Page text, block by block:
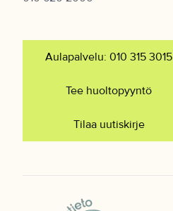
Aulapalvelu: 010 315 3015
Tee huoltopyyntö
Tilaa uutiskirje